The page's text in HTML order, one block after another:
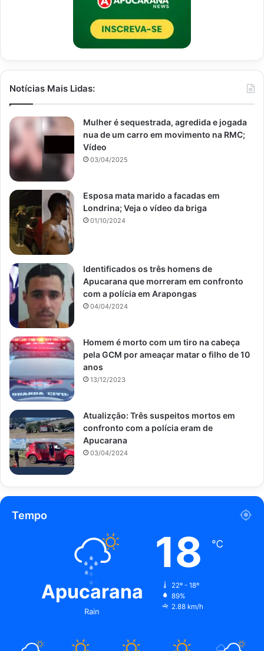
Notícias Mais Lidas:
Mulher é sequestrada, agredida e jogada
nua de um carro em movimento na RMC;
Vídeo
03/04/2025
Esposa mata marido a facadas em
Londrina; Veja o vídeo da briga
01/10/2024
Identificados os três homens de
Apucarana que morreram em confronto
com a polícia em Arapongas
04/04/2024
Homem é morto com um tiro na cabeça
pela GCM por ameaçar matar o filho de 10
anos
13/12/2023
Atualizção: Três suspeitos mortos em
confronto com a polícia eram de
Apucarana
03/04/2024
Tempo
Apucarana
Rain
18 ℃
22º - 18º
89%
2.88 km/h